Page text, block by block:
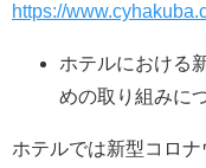
https://
ホテルにおける
めの取り組みに
ホテルでは新型コロ